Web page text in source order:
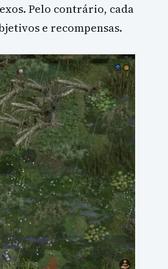
Pelo contrário, cada
e recompensas.